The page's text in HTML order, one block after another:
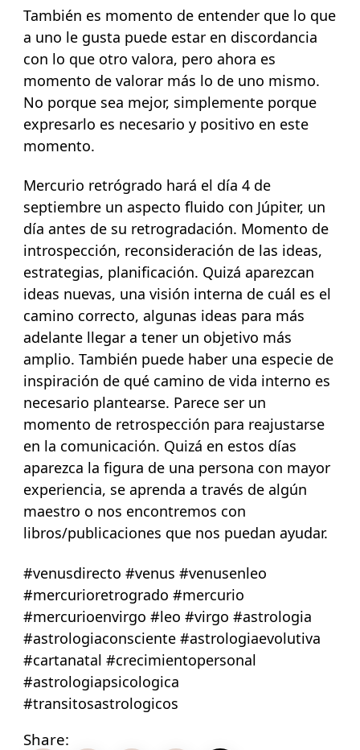
También es momento de entender que lo que
a uno le gusta puede estar en discordancia
con lo que otro valora, pero ahora es
momento de valorar más lo de uno mismo.
No porque sea mejor, simplemente porque
expresarlo es necesario y positivo en este
momento.
Mercurio retrógrado hará el día 4 de
septiembre un aspecto fluido con Júpiter, un
día antes de su retrogradación. Momento de
introspección, reconsideración de las ideas,
estrategias, planificación. Quizá aparezcan
ideas nuevas, una visión interna de cuál es el
camino correcto, algunas ideas para más
adelante llegar a tener un objetivo más
amplio. También puede haber una especie de
inspiración de qué camino de vida interno es
necesario plantearse. Parece ser un
momento de retrospección para reajustarse
en la comunicación. Quizá en estos días
aparezca la figura de una persona con mayor
experiencia, se aprenda a través de algún
maestro o nos encontremos con
libros/publicaciones que nos puedan ayudar.
#venusdirecto #venus #venusenleo
#mercurioretrogrado #mercurio
#mercurioenvirgo #leo #virgo #astrologia
#astrologiaconsciente #astrologiaevolutiva
#cartanatal #crecimientopersonal
#astrologiapsicologica
#transitosastrologicos
Share: